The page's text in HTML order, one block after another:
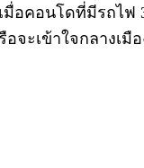
อคอนโดที่มีรถไ
จะเข้าใจกลางเ